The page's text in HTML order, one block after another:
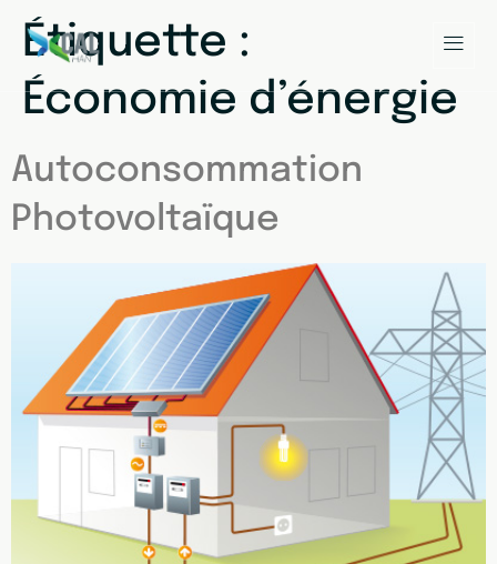
Étiquette :
Économie d’énergie
Autoconsommation
Photovoltaïque